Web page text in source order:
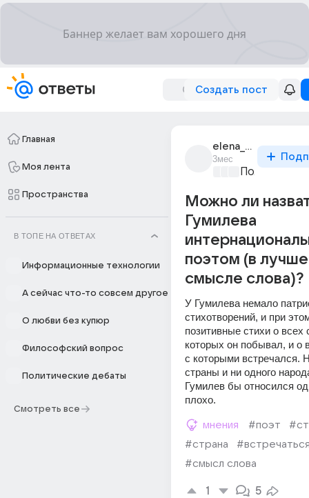
Создать пост
Главная
Моя лента
Пространства
В ТОПЕ НА ОТВЕТАХ
Информационные технологии
А сейчас что-то совсем другое
О любви без купюр
Философский вопрос
Политические дебаты
Смотреть все
elena_163808
3мес
Можно ли
Гумилева
поэтом (в
смысле слова)?
У Гумилева немало
стихотворений, и при
позитивные стихи о всех
которых он побывал, и о
с которыми встречался.
страны и ни одного
Гумилев бы относился
плохо.
мнения #поэт
#страна
#смысл слова
1 5